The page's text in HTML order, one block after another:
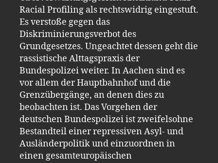
Racial Profiling als rechtswidrig eingestuft.
Es verstoße gegen das
Diskriminierungsverbot des
Grundgesetzes. Ungeachtet dessen geht die
rassistische Alttagspraxis der
Bundespolizei weiter. In Aachen sind es
vor allem der Hauptbahnhof und die
Grenzübergänge, an denen dies zu
beobachten ist. Das Vorgehen der
deutschen Bundespolizei ist zweifelsohne
Bestandteil einer repressiven Asyl- und
Ausländerpolitik und einzuordnen in
einen gesamteuropäischen